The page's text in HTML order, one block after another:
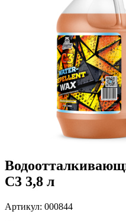
C3 3,8 л
Артикул: 000844